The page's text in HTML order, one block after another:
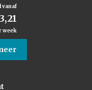
vanaf
week